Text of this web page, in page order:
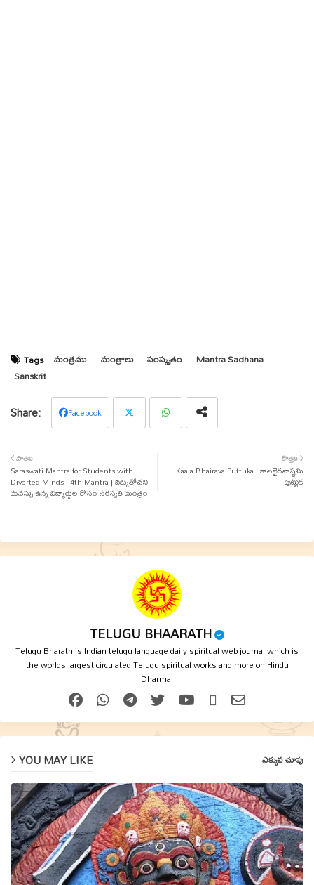
Tags మంత్రము మంత్రాలు సంస్కృతం
Mantra Sadhana
Sanskrit
Facebook
ter
కొత్తది
Kaala Bhairava Puttuka | కాలభైరవాష్టమి
పుట్టుక
పాతది
Saraswati Mantra for Students with
Diverted Minds - 4th Mantra | దిక్కుతోచని
మనస్సు ఉన్న విద్యార్థుల కోసం సరస్వతి మంత్రం
TELUGU BHAARATH
Telugu Bharath is Indian telugu language daily spiritual web journal which is
the worlds largest circulated Telugu spiritual works and more on Hindu
Dharma.
YOU MAY LIKE ఎక్కువ చూపు